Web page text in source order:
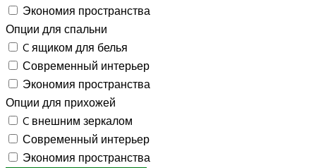
Экономия пространства
Опции для спальни
C ящиком для белья
Современный интерьер
Экономия пространства
Опции для прихожей
C внешним зеркалом
Современный интерьер
Экономия пространства